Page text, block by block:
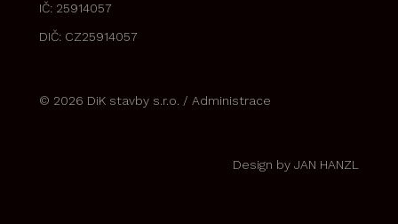
IČ: 25914057
DIČ: CZ25914057
© 2026 DiK stavby s.r.o. / Administrace
Design by JAN HANZL